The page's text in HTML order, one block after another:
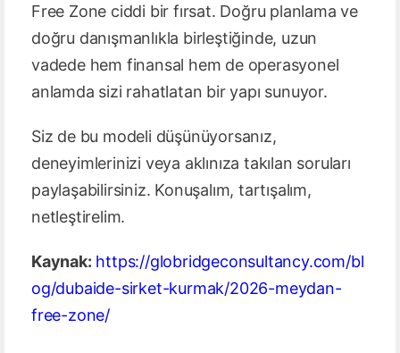
Free Zone ciddi bir fırsat. Doğru planlama ve
doğru danışmanlıkla birleştiğinde, uzun
vadede hem finansal hem de operasyonel
anlamda sizi rahatlatan bir yapı sunuyor.
Siz de bu modeli düşünüyorsanız,
deneyimlerinizi veya aklınıza takılan soruları
paylaşabilirsiniz. Konuşalım, tartışalım,
netleştirelim.
Kaynak: https://globridgeconsultancy.com/bl
og/dubaide-sirket-kurmak/2026-meydan-
free-zone/